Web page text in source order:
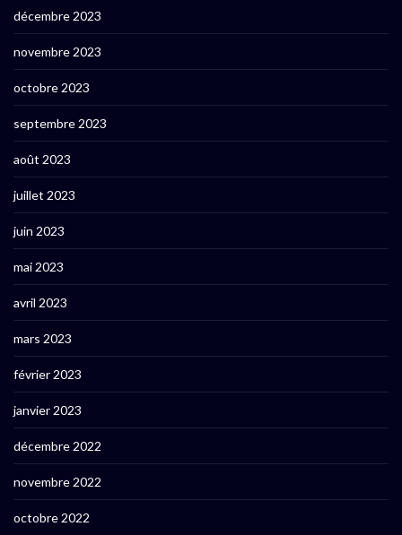
décembre 2023
novembre 2023
octobre 2023
septembre 2023
août 2023
juillet 2023
juin 2023
mai 2023
avril 2023
mars 2023
février 2023
janvier 2023
décembre 2022
novembre 2022
octobre 2022